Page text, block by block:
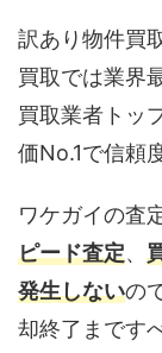
訳あり物件買
買取では業界
買取業者トッ
価No.1で信頼
ワケガイの査
ピード査定、
発生しないの
却終了まです